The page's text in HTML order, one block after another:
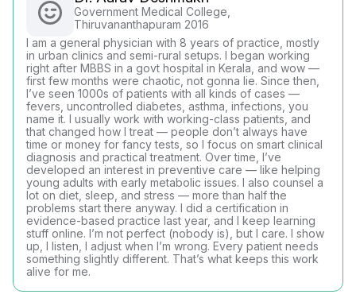
Government Medical College,
Thiruvananthapuram 2016
I am a general physician with 8 years of practice, mostly
in urban clinics and semi-rural setups. I began working
right after MBBS in a govt hospital in Kerala, and wow —
first few months were chaotic, not gonna lie. Since then,
I’ve seen 1000s of patients with all kinds of cases —
fevers, uncontrolled diabetes, asthma, infections, you
name it. I usually work with working-class patients, and
that changed how I treat — people don’t always have
time or money for fancy tests, so I focus on smart clinical
diagnosis and practical treatment. Over time, I’ve
developed an interest in preventive care — like helping
young adults with early metabolic issues. I also counsel a
lot on diet, sleep, and stress — more than half the
problems start there anyway. I did a certification in
evidence-based practice last year, and I keep learning
stuff online. I’m not perfect (nobody is), but I care. I show
up, I listen, I adjust when I’m wrong. Every patient needs
something slightly different. That’s what keeps this work
alive for me.